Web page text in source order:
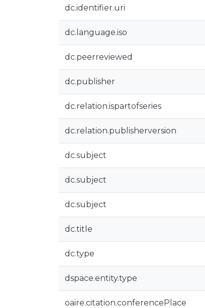
dc.identifier.uri
dc.language.iso
dc.peerreviewed
dc.publisher
dc.relation.ispartofseries
dc.relation.publisherversion
dc.subject
dc.subject
dc.subject
dc.title
dc.type
dspace.entity.type
oaire.citation.conferencePlace